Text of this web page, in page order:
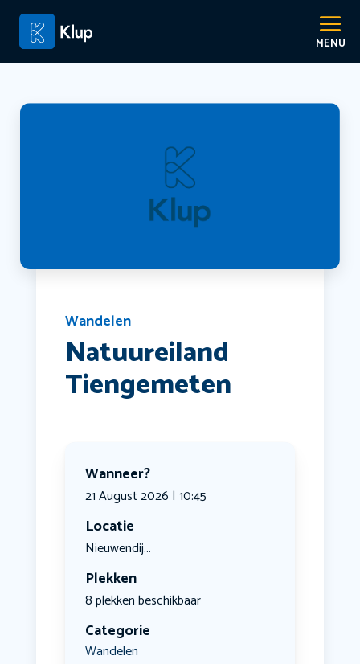
Wandelen
Natuureiland
Tiengemeten
Wanneer?
21 August 2026 | 10:45
Locatie
Nieuwendij...
Plekken
8 plekken beschikbaar
Categorie
Wandelen